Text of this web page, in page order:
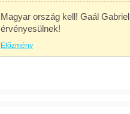
Magyar ország kell! Gaál
érvényesülnek!
Előzmény